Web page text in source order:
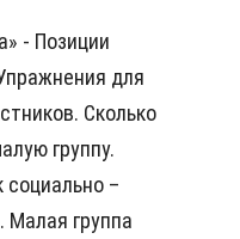
- Позиции
для
Сколько
группу.
социально –
Малая группа